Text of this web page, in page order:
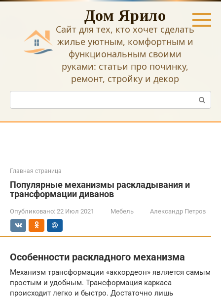
Перейти
Дом Ярило
Сайт для тех, кто хочет сделать
жилье уютным, комфортным и
функциональным своими
руками: статьи про починку,
ремонт, стройку и декор
Поиск:
Главная страница
Популярные механизмы раскладывания и
трансформации диванов
Опубликовано: 22 Июл 2021 Мебель Александр Петров
Особенности раскладного механизма
Механизм трансформации «аккордеон» является самым
простым и удобным. Трансформация каркаса
происходит легко и быстро. Достаточно лишь